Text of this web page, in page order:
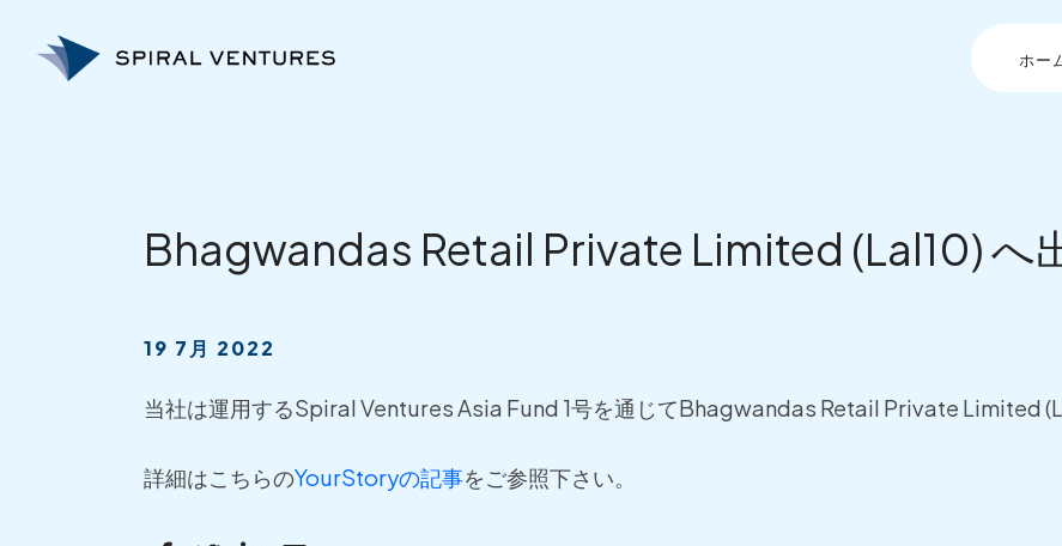
ホー
Bhagwandas Retail Private Limited (Lal10) へ
19 7月 2022
当社は運用するSpiral Ventures Asia Fund 1号を通じてBhagwandas Retail Private Limited
詳細はこちらのYourStoryの記事をご参照下さい。